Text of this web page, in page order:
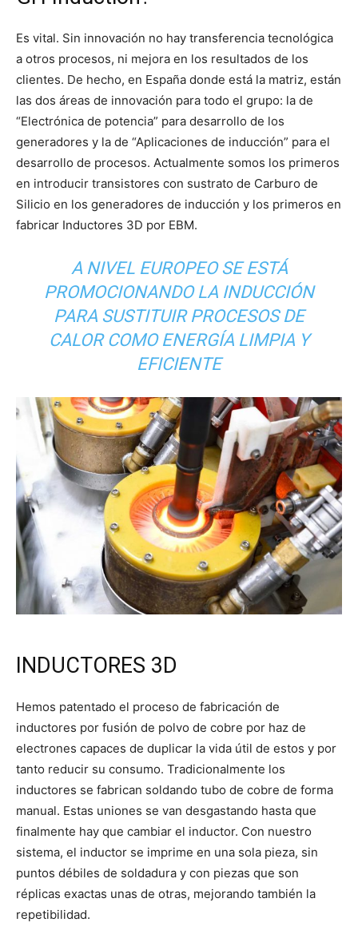
Es vital. Sin innovación no hay transferencia tecnológica
a otros procesos, ni mejora en los resultados de los
clientes. De hecho, en España donde está la matriz, están
las dos áreas de innovación para todo el grupo: la de
“Electrónica de potencia” para desarrollo de los
generadores y la de “Aplicaciones de inducción” para el
desarrollo de procesos. Actualmente somos los primeros
en introducir transistores con sustrato de Carburo de
Silicio en los generadores de inducción y los primeros en
fabricar Inductores 3D por EBM.
A NIVEL EUROPEO SE ESTÁ
PROMOCIONANDO LA INDUCCIÓN
PARA SUSTITUIR PROCESOS DE
CALOR COMO ENERGÍA LIMPIA Y
EFICIENTE
INDUCTORES 3D
Hemos patentado el proceso de fabricación de
inductores por fusión de polvo de cobre por haz de
electrones capaces de duplicar la vida útil de estos y por
tanto reducir su consumo. Tradicionalmente los
inductores se fabrican soldando tubo de cobre de forma
manual. Estas uniones se van desgastando hasta que
finalmente hay que cambiar el inductor. Con nuestro
sistema, el inductor se imprime en una sola pieza, sin
puntos débiles de soldadura y con piezas que son
réplicas exactas unas de otras, mejorando también la
repetibilidad.